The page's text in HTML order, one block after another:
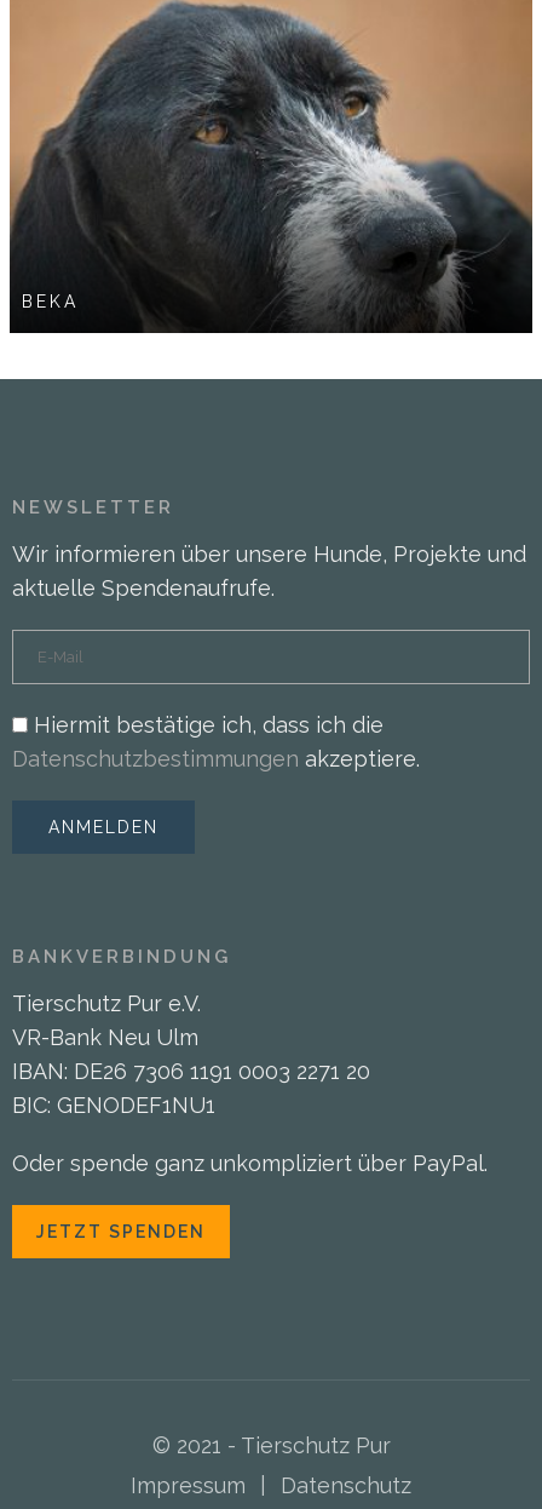
BEKA
NEWSLETTER
Wir informieren über unsere Hunde, Projekte und
aktuelle Spendenaufrufe.
Hiermit bestätige ich, dass ich die
Datenschutzbestimmungen akzeptiere.
BANKVERBINDUNG
Tierschutz Pur e.V.
VR-Bank Neu Ulm
IBAN: DE26 7306 1191 0003 2271 20
BIC: GENODEF1NU1
Oder spende ganz unkompliziert über PayPal.
JETZT SPENDEN
© 2021 - Tierschutz Pur
Impressum
Datenschutz